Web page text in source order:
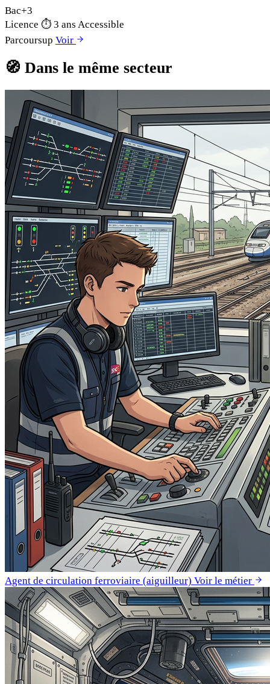
Bac+3
Licence ⏱ 3 ans Accessible
Parcoursup Voir
🧭 Dans le même secteur
Agent de circulation ferroviaire (aiguilleur) Voir le métier